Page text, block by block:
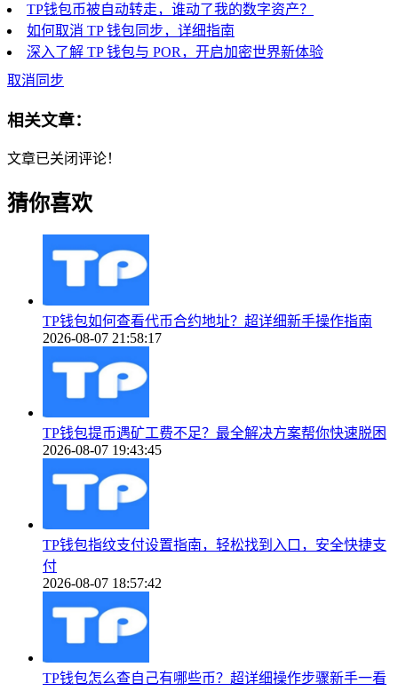
TP钱包币被自动转走，谁动了我的数字资产？
如何取消 TP 钱包同步，详细指南
深入了解 TP 钱包与 POR，开启加密世界新体验
取消同步
相关文章：
文章已关闭评论！
猜你喜欢
TP钱包如何查看代币合约地址？超详细新手操作指南
2026-08-07 21:58:17
TP钱包提币遇矿工费不足？最全解决方案帮你快速脱困
2026-08-07 19:43:45
TP钱包指纹支付设置指南，轻松找到入口，安全快捷支
付
2026-08-07 18:57:42
TP钱包怎么查自己有哪些币？超详细操作步骤新手一看